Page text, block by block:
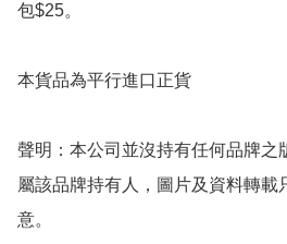
包$25。
本貨品為平行進口正貨
聲明：本公司並沒持有任何品牌之
屬該品牌持有人，圖片及資料轉載
意。